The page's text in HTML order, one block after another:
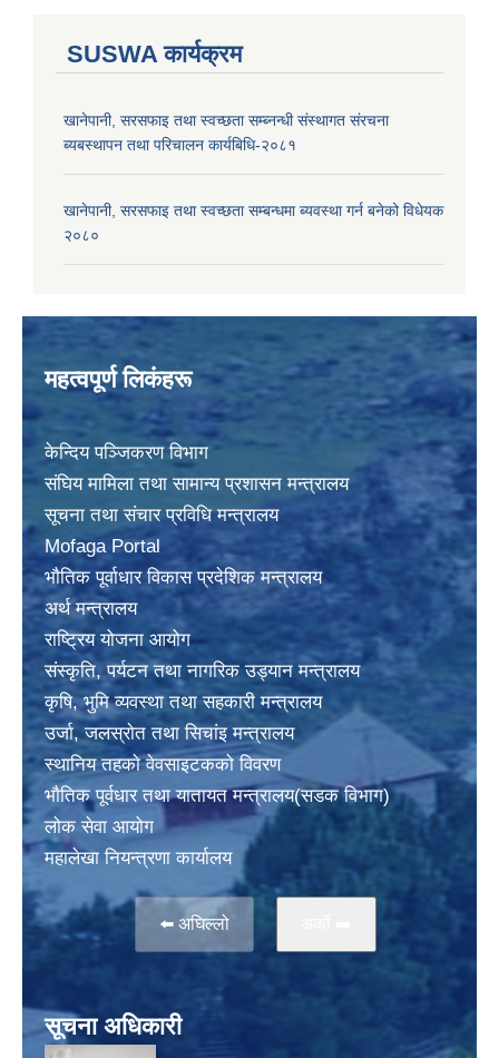
SUSWA कार्यक्रम
खानेपानी, सरसफाइ तथा स्वच्छता सम्ब्नन्धी संस्थागत संरचना
ब्यबस्थापन तथा परिचालन कार्यबिधि-२०८१
खानेपानी, सरसफाइ तथा स्वच्छता सम्बन्धमा ब्यवस्था गर्न बनेको विधेयक
२०८०
महत्वपूर्ण लिकंहरू
केन्दिय पञ्जिकरण विभाग
संघिय मामिला तथा सामान्य प्रशासन मन्त्रालय
सूचना तथा संचार प्रविधि मन्त्रालय
Mofaga Portal
भाैतिक पूर्वाधार विकास प्रदेशिक मन्त्रालय
अर्थ मन्त्रालय
राष्ट्रिय योजना आयोग
संस्कृति, पर्यटन तथा नागरिक उड्यान मन्त्रालय
कृषि, भुमि व्यवस्था तथा सहकारी मन्त्रालय
उर्जा, जलस्राेत तथा सिचांइ मन्त्रालय
स्थानिय तहकाे वेवसाइटककाे विवरण
भाैतिक पूर्वधार तथा यातायत मन्त्रालय(सडक विभाग)
लाेक सेवा आयोग
महालेखा नियन्त्रणा कार्यालय
⬅️ अघिल्लो
सूचना अधिकारी